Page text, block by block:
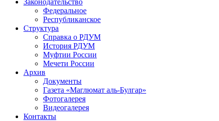
Законодательство
Федеральное
Республиканское
Структура
Справка о РДУМ
История РДУМ
Муфтии России
Мечети России
Архив
Документы
Газета «Маглюмат аль-Булгар»
Фотогалерея
Видеогалерея
Контакты